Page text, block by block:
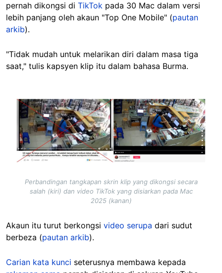
pernah dikongsi di TikTok pada 30 Mac dalam versi
lebih panjang oleh akaun "Top One Mobile" (pautan
arkib).
"Tidak mudah untuk melarikan diri dalam masa tiga
saat," tulis kapsyen klip itu dalam bahasa Burma.
Image
Perbandingan tangkapan skrin klip yang dikongsi secara
salah (kiri) dan video TikTok yang disiarkan pada Mac
2025 (kanan)
Akaun itu turut berkongsi video serupa dari sudut
berbeza (pautan arkib).
Carian kata kunci seterusnya membawa kepada